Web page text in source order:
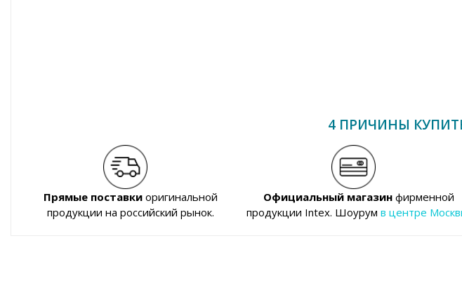
4 ПРИЧИНЫ
Прямые поставкиоригинальной
продукции на российский рынок.
Официальный магазинфирменной
продукции Intex. Шоурумв центре